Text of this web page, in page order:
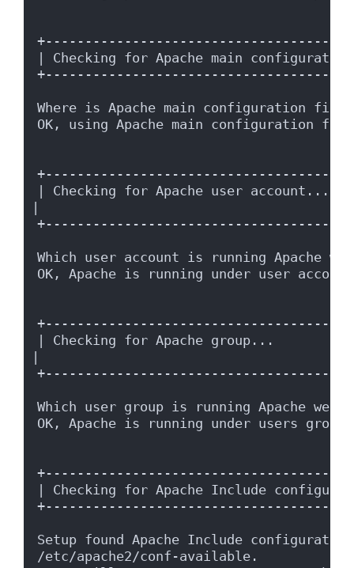
| Checking for Apache main
Where is Apache main configuration file
OK, using Apache main configuration
| Checking for Apache user account...
|
Which user account is running Apache
OK, Apache is running under user
| Checking for Apache group...
|
Which user group is running Apache web
OK, Apache is running under users group
| Checking for Apache Include
Setup found Apache Include
/etc/apache2/conf-available.